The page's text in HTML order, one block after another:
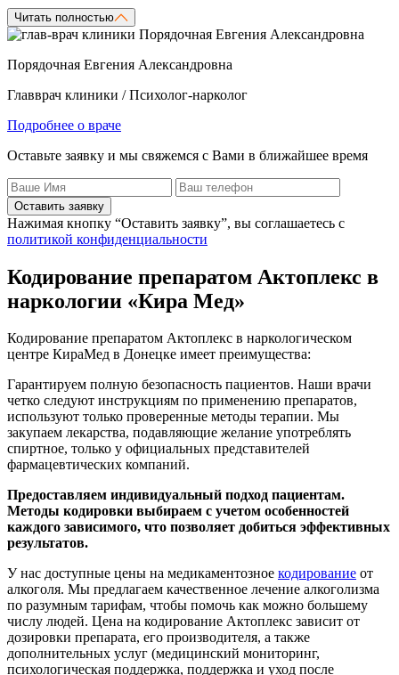
Читать полностью
Порядочная Евгения Александровна
Главврач клиники / Психолог-нарколог
Подробнее о враче
Оставьте заявку и мы свяжемся с Вами в ближайшее время
Оставить заявку
Нажимая кнопку “Оставить заявку”, вы соглашаетесь с
политикой конфиденциальности
Кодирование препаратом Актоплекс в
наркологии «Кира Мед»
Кодирование препаратом Актоплекс в наркологическом
центре КираМед в Донецке имеет преимущества:
Гарантируем полную безопасность пациентов. Наши врачи
четко следуют инструкциям по применению препаратов,
используют только проверенные методы терапии. Мы
закупаем лекарства, подавляющие желание употреблять
спиртное, только у официальных представителей
фармацевтических компаний.
Предоставляем индивидуальный подход пациентам.
Методы кодировки выбираем с учетом особенностей
каждого зависимого, что позволяет добиться эффективных
результатов.
У нас доступные цены на медикаментозное кодирование от
алкоголя. Мы предлагаем качественное лечение алкоголизма
по разумным тарифам, чтобы помочь как можно большему
числу людей. Цена на кодирование Актоплекс зависит от
дозировки препарата, его производителя, а также
дополнительных услуг (медицинский мониторинг,
психологическая поддержка, поддержка и уход после